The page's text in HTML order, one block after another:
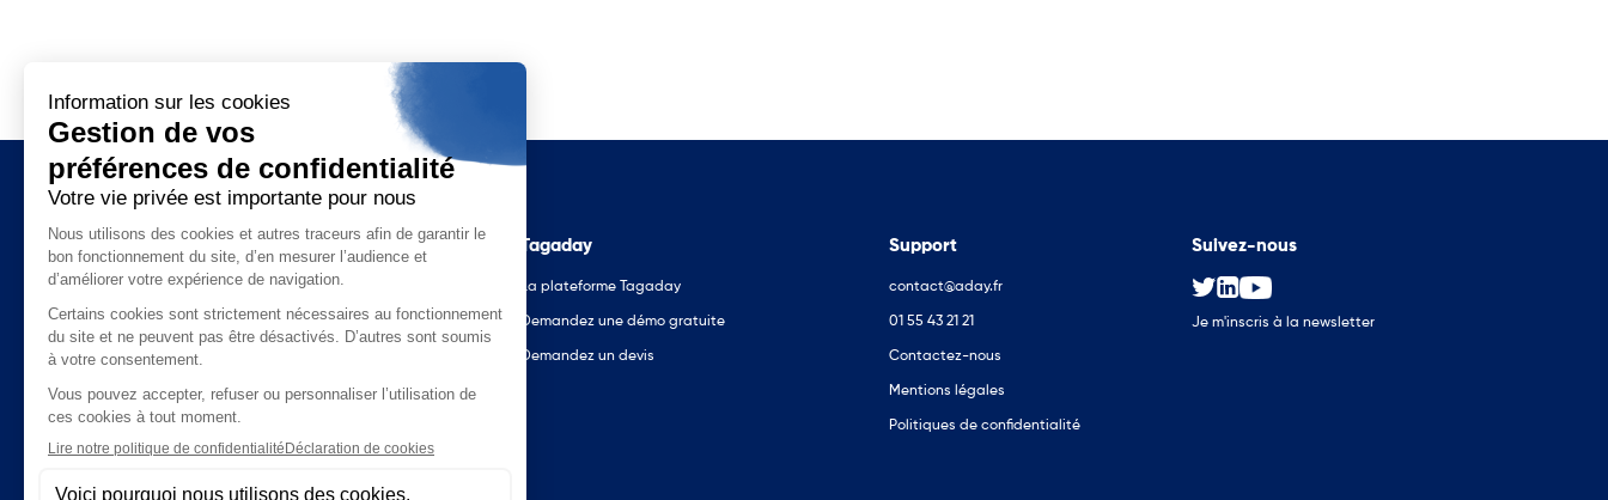
Présentation de Aday
Notre mission
Nos engagements RSE
Nos politiques
Tagaday
La plateforme Tagaday
Demandez une démo gratuite
Demandez un devis
Support
contact@aday.fr
01 55 43 21 21
Contactez-nous
Mentions légales
Politiques de confidentialité
Suivez-nous
Je m'inscris à la newsletter